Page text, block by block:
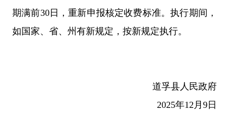
期满前30日，重新申报核定收费标准。执行期间，
如国家、省、 州 有新规定，按新规定执行。
道孚县人民政府
2025年12 月 9日